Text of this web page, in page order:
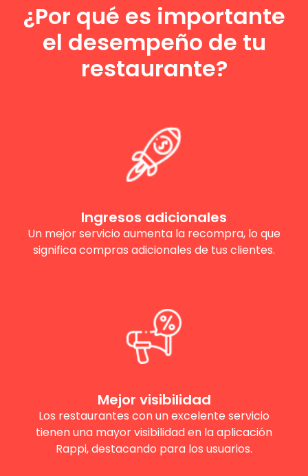
¿Por qué es importante
el desempeño de tu
restaurante?
Ingresos adicionales
Un mejor servicio aumenta la recompra, lo que
significa compras adicionales de tus clientes.
Mejor visibilidad
Los restaurantes con un excelente servicio
tienen una mayor visibilidad en la aplicación
Rappi, destacando para los usuarios.